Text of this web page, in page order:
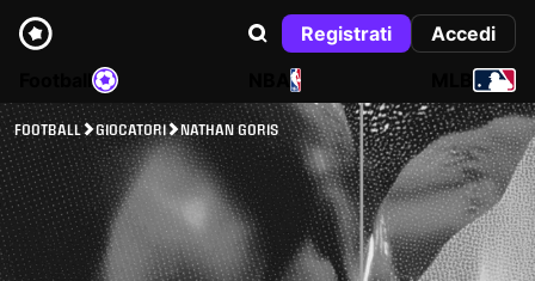
Registrati
Accedi
NBA
FOOTBALL GIOCATORI NATHAN GORIS